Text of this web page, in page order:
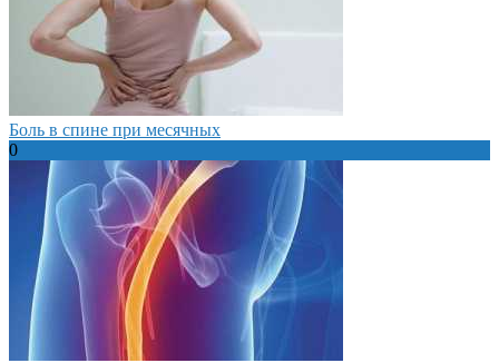
Боль в спине при месячных
0